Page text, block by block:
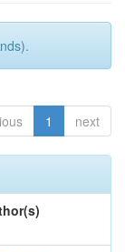
1 next